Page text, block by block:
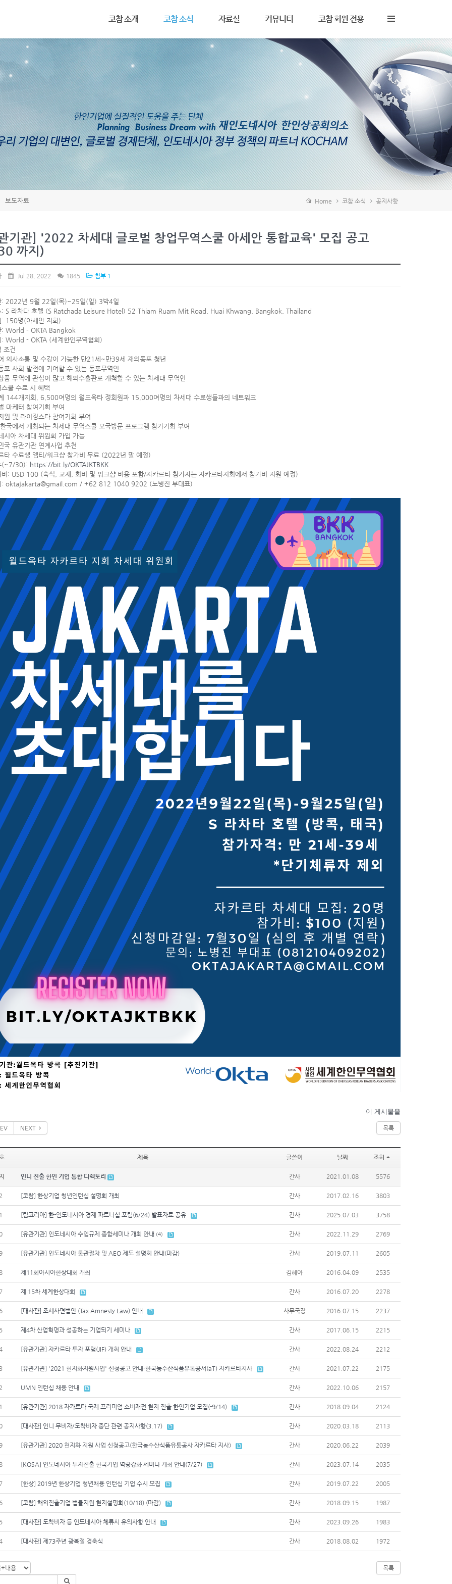
코참 소개
설립목적
회장 인사말
조직도
코참 회원 가입
연혁
회칙
코참 소식
공지사항
연례행사
코참 활동 사진
보도자료
자료실
인사 및 노무
관세
세무
투자 및 무역
기타
커뮤니티
자주 묻는 질문
Q&A
주요 사이트
구인구직
코참 회원 전용
KOCHAM Now
KOCHAM Bulletin
세미나 자료
IBC Report
보도자료 Home 코참 소식 공지사항
기관] '2022 차세대 글로벌 창업무역스쿨 아세안 통합교육' 모집 공고
까지)
Jul 28, 2022 1845 첨부 1
2022년 9월 22일(목)~25일(일) 3박4일
S 라차다 호텔 (S Ratchada Leisure Hotel) 52 Thiam Ruam Mit Road, Huai Khwang, Bangkok, Thailand
150명(아세안 지회)
World - OKTA Bangkok
World - OKTA (세계한인무역협회)
조건
의사소통 및 수강이 가능한 만21세~만39세 재외동포 청년
포 사회 발전에 기여할 수 있는 동포무역인
품 무역에 관심이 많고 해외수출판로 개척할 수 있는 차세대 무역인
쿨 수료 시 혜택
144개지회, 6,500여명의 월드옥타 정회원과 15,000여명의 차세대 수료생들과의 네트워크
마케터 참여기회 부여
원 및 라이징스타 참여기회 부여
국에서 개최되는 차세대 무역스쿨 모국방문 프로그램 참가기회 부여
시아 차세대 위원회 가입 가능
국 유관기관 연계사업 추천
타 수료생 엠티/워크샵 참가비 무료 (2022년 말 예정)
(~7/30): https://bit.ly/OKTAJKTBKK
: USD 100 (숙식, 교재, 회비 및 워크샵 비용 포함/자카르타 참가자는 자카르타지회에서 참가비 지원 예정)
oktajakarta@gmail.com / +62 812 1040 9202 (노병진 부대표)
이 게시물을
NEXT 목록
제목 글쓴이 날짜 조회
인니 진출 한인 기업 통합 디렉토리 간사 2021.01.08 5576
[코참] 한상기업 청년인턴십 설명회 개최 간사 2017.02.16 3803
[팀코리아] 한-인도네시아 경제 파트너십 포럼(6/24) 발표자료 공유 간사 2025.07.03 3758
[유관기관] 인도네시아 수입규제 종합세미나 개최 안내 (4) 간사 2022.11.29 2769
[유관기관] 인도네시아 통관절차 및 AEO 제도 설명회 안내(마감) 간사 2019.07.11 2605
제11회아시아한상대회 개최 김혜아 2016.04.09 2535
제 15차 세계한상대회 간사 2016.07.20 2278
[대사관] 조세사면법안 (Tax Amnesty Law) 안내 사무국장 2016.07.15 2237
제4차 산업혁명과 성공하는 기업되기 세미나 간사 2017.06.15 2215
[유관기관] 자카르타 투자 포럼(JIF) 개최 안내 간사 2022.08.24 2212
[유관기관] '2021 현지화지원사업' 신청공고 안내-한국농수산식품유톡공서(aT) 자카르타지사 간사 2021.07.22 2175
UMN 인턴십 채용 안내 간사 2022.10.06 2157
[유관기관] 2018 자카르타 국제 프리미엄 소비재전 현지 진출 한인기업 모집(-9/14) 간사 2018.09.04 2124
[대사관] 인니 무비자/도착비자 중단 관련 공지사항(3.17) 간사 2020.03.18 2113
[유관기관] 2020 현지화 지원 사업 신청공고(한국농수산식품유통공사 자카르타 지사) 간사 2020.06.22 2039
[KOSA] 인도네시아 투자진출 한국기업 역량강화 세미나 개최 안내(7/27) 간사 2023.07.14 2035
[한상] 2019년 한상기업 청년채용 인턴십 기업 수시 모집 간사 2019.07.22 2005
[코참] 해외진출기업 법률지원 현지설명회(10/18) (마감) 간사 2018.09.15 1987
[대사관] 도착비자 등 인도네시아 체류시 유의사항 안내 간사 2023.09.26 1983
[대사관] 제73주년 광복절 경축식 간사 2018.08.02 1972
목록